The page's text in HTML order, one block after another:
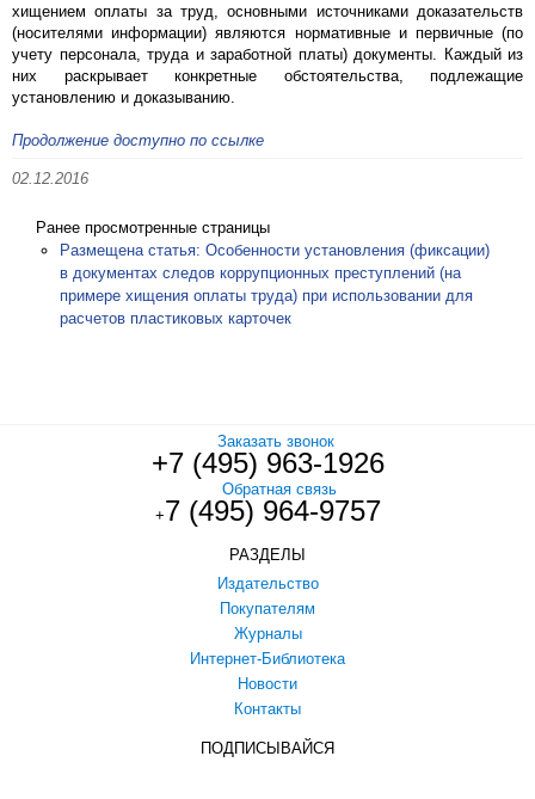
хищением оплаты за труд, основными источниками доказательств
(носителями информации) являются нормативные и первичные (по
учету персонала, труда и заработной платы) документы. Каждый из
них раскрывает конкретные обстоятельства, подлежащие
установлению и доказыванию.
Продолжение доступно по ссылке
02.12.2016
Ранее просмотренные страницы
Размещена статья: Особенности установления (фиксации)
в документах следов коррупционных преступлений (на
примере хищения оплаты труда) при использовании для
расчетов пластиковых карточек
Заказать звонок
+7 (495) 963-1926
Обратная связь
+7 (495) 964-9757
РАЗДЕЛЫ
Издательство
Покупателям
Журналы
Интернет-Библиотека
Новости
Контакты
ПОДПИСЫВАЙСЯ